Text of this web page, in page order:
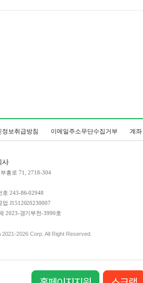
정보취급방침 이메일주소무단수집거부 계좌
사
흥로 71, 2718-304
호 243-86-02948
업 J1512020230007
2023-경기부천-3990호
2021-2026 Corp. All Right Reserved.